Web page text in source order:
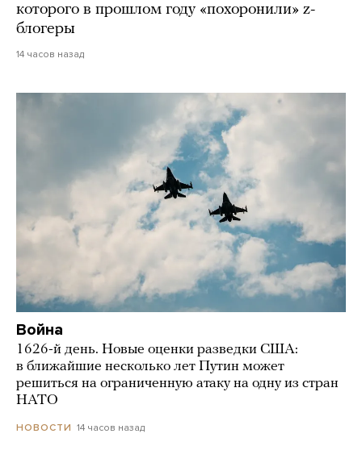
которого в прошлом году «похоронили» z-
блогеры
14 часов назад
Война
1626-й день. Новые оценки разведки США:
в ближайшие несколько лет Путин может
решиться на ограниченную атаку на одну из стран
НАТО
НОВОСТИ 14 часов назад